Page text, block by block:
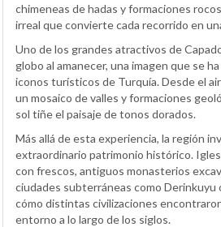
chimeneas de hadas y formaciones
irreal que convierte cada recorrido en
Uno de los grandes atractivos de
globo al amanecer, una imagen que se
iconos turísticos de Turquía. Desde el
un mosaico de valles y formaciones
sol tiñe el paisaje de tonos dorados.
Más allá de esta experiencia, la región
extraordinario patrimonio histórico.
con frescos, antiguos monasterios
ciudades subterráneas como Derinkuyu
cómo distintas civilizaciones
entorno a lo largo de los siglos.